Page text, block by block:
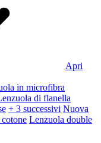
Apri
in microfibra
di flanella
+ 3 successivi Nuova
Lenzuola double